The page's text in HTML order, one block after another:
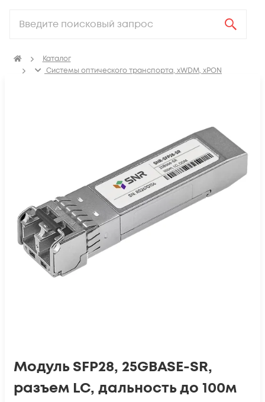
Каталог
Системы оптического транспорта, xWDM, xPON
Модуль SFP28, 25GBASE-SR,
разъем LC, дальность до 100м